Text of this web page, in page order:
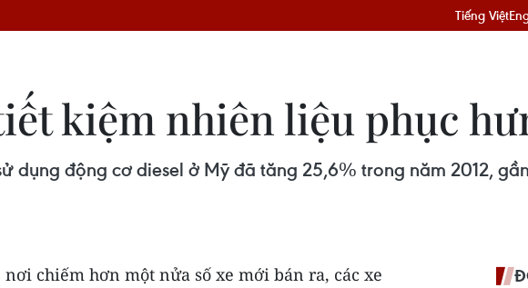
Tiếng Việt
kiệm nhiên liệu phục
dụng động cơ diesel ở Mỹ đã tăng 25,6% trong năm 2012,
chiếm hơn một nửa số xe mới bán ra, các xe